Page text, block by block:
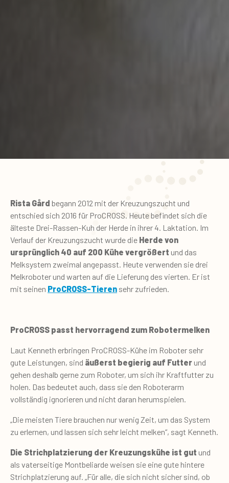
Rista Gård begann 2012 mit der Kreuzungszucht und
entschied sich 2016 für ProCROSS. Heute befindet sich die
älteste Drei-Rassen-Kuh der Herde in ihrer 4. Laktation. Im
Verlauf der Kreuzungszucht wurde die Herde von
ursprünglich 40 auf 200 Kühe vergrößert und das
Melksystem zweimal angepasst. Heute verwenden sie drei
Melkroboter und warten auf die Lieferung des vierten. Er ist
mit seinen ProCROSS-Tieren sehr zufrieden.
ProCROSS passt hervorragend zum Robotermelken
Laut Kenneth erbringen ProCROSS-Kühe im Roboter sehr
gute Leistungen, sind äußerst begierig auf Futter und
gehen deshalb gerne zum Roboter, um sich ihr Kraftfutter zu
holen. Das bedeutet auch, dass sie den Roboterarm
vollständig ignorieren und nicht daran herumspielen.
„Die meisten Tiere brauchen nur wenig Zeit, um das System
zu erlernen, und lassen sich sehr leicht melken“, sagt Kenneth.
Die Strichplatzierung der Kreuzungskühe ist gut und
als vaterseitige Montbeliarde weisen sie eine gute hintere
Strichplatzierung auf. „Für alle, die sich nicht sicher sind, ob